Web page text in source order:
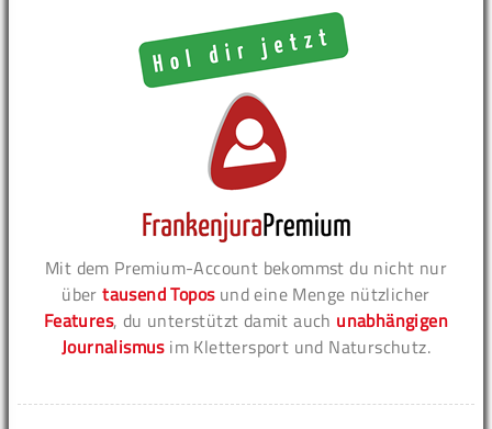
Mit dem Premium-Account bekommst du nicht nur
übertausend Toposund eine Menge nützlicher
Features, du unterstützt damit auch unabhängigen
Journalismusim Klettersport und Naturschutz.